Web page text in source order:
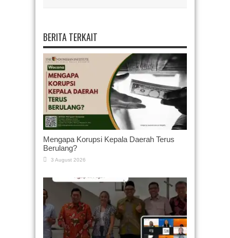
BERITA TERKAIT
Mengapa Korupsi Kepala Daerah Terus
Berulang?
3 August 2026